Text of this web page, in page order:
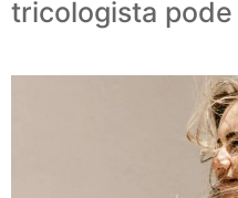
tricologista